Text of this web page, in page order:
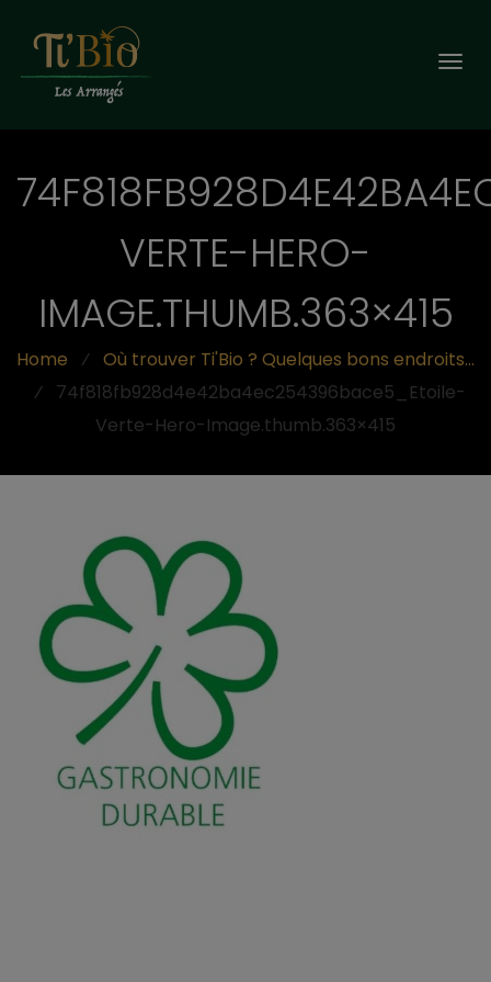
VERTE-HERO-
IMAGE.THUMB.363×415
Home ⁄ Où trouver Ti'Bio ? Quelques bons endroits...
⁄ 74f818fb928d4e42ba4ec254396bace5_Etoile-
Verte-Hero-Image.thumb.363×415